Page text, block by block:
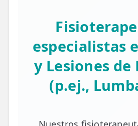
especialistas
y Lesiones de
(p.ej.,